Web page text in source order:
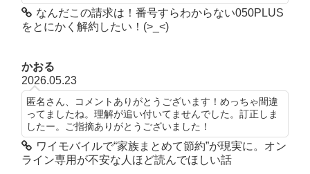
なんだこの請求は！番号すらわからない050PLUS
をとにかく解約したい！(>_<)
かおる
2026.05.23
匿名さん、コメントありがとうございます！めっちゃ間違
ってましたね。理解が追い付いてませんでした。訂正しま
したー。ご指摘ありがとうございました！
ワイモバイルで“家族まとめて節約”が現実に。オン
ライン専用が不安な人ほど読んでほしい話